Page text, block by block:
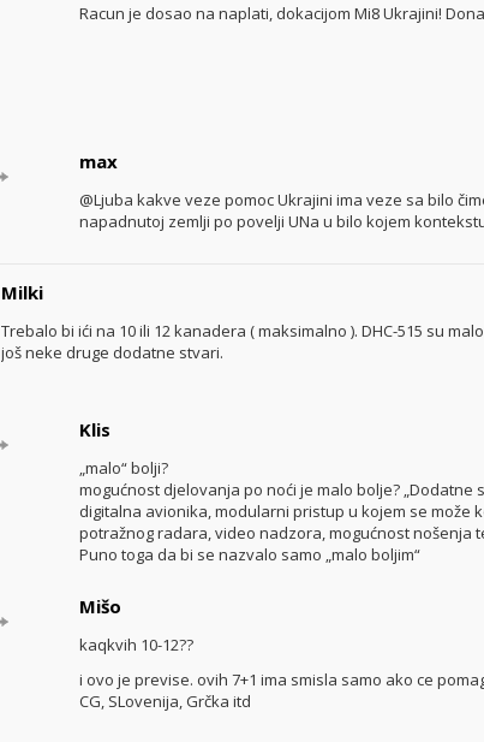
Racun je dosao na naplati, dokacijom Mi8 Ukrajini!
max
@Ljuba kakve veze pomoc Ukrajini ima veze sa bilo
napadnutoj zemlji po povelji UNa u bilo kojem
Milki
Trebalo bi ići na 10 ili 12 kanadera ( maksimalno ). DHC-515 su
još neke druge dodatne stvari.
Klis
„malo“ bolji?
mogućnost djelovanja po noći je malo bolje? „Dodatne
digitalna avionika, modularni pristup u kojem se može
potražnog radara, video nadzora, mogućnost nošenja
Puno toga da bi se nazvalo samo „malo boljim“
Mišo
kaqkvih 10-12??
i ovo je previse. ovih 7+1 ima smisla samo ako ce
CG, SLovenija, Grčka itd